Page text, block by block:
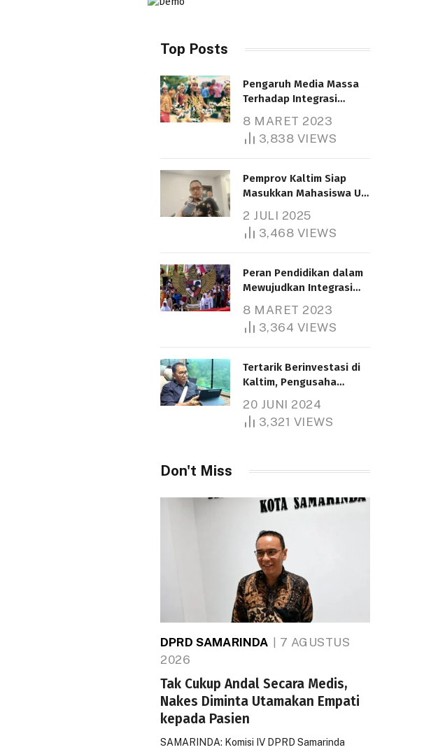
Top Posts
Pengaruh Media Massa
Terhadap Integrasi
8 MARET 2023
3,838 VIEWS
Pemprov Kaltim Siap
Masukkan Mahasiswa UT
Bantuan Pendidikan
Gratispol
2 JULI 2025
3,468 VIEWS
Peran Pendidikan dalam
Mewujudkan Integrasi
8 MARET 2023
3,364 VIEWS
Tertarik Berinvestasi di
Kaltim, Pengusaha
1.000 Hektare
20 JUNI 2024
3,321 VIEWS
Don't Miss
DPRD SAMARINDA
7 AGUSTUS
2026
Tak Cukup Andal Secara Medis,
Nakes Diminta Utamakan Empati
kepada Pasien
SAMARINDA: Komisi IV DPRD Samarinda